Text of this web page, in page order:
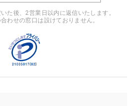
の一部の情報をサービス内で使用する
ることにより、本サービスの他の利用
ります。
利用目的の範囲に限って個人情報を外
人情報の適正管理・機密保持について
た後、2営業日以内に返信いたします。
わせの窓口は設けておりません。